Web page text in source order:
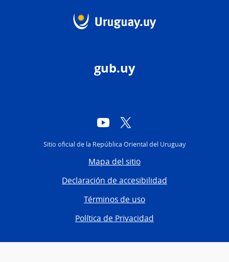
gub.uy
YouTube
Sitio oficial de la República Oriental del Uruguay
Mapa del sitio
Declaración de accesibilidad
Términos de uso
Política de Privacidad